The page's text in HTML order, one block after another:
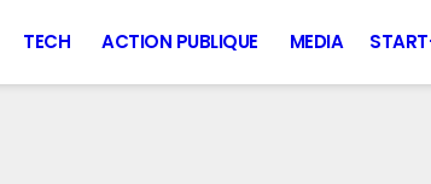
TECH ACTION PUBLIQUE MEDIA